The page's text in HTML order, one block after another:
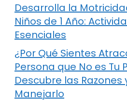
Desarrolla la
Niños de 1 Año:
Esenciales
¿Por Qué Sientes
Persona que No es Tu
Descubre las Razones
Manejarlo